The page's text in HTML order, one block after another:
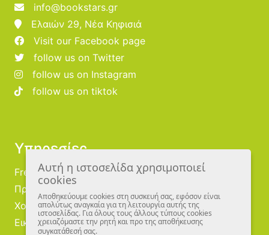
info@bookstars.gr
Ελαιών 29, Νέα Κηφισιά
Visit our Facebook page
follow us on Twitter
follow us on Instagram
follow us on tiktok
Υπηρεσίες
Free Publishing
Προμηθευτές
Χονδρική
Εικονογράφοι
Αυτή η ιστοσελίδα χρησιμοποιεί
cookies
Αποθηκεύουμε cookies στη συσκευή σας, εφόσον είναι
απολύτως αναγκαία για τη λειτουργία αυτής της
ιστοσελίδας. Για όλους τους άλλους τύπους cookies
χρειαζόμαστε την ρητή και προ της αποθήκευσης
συγκατάθεσή σας.